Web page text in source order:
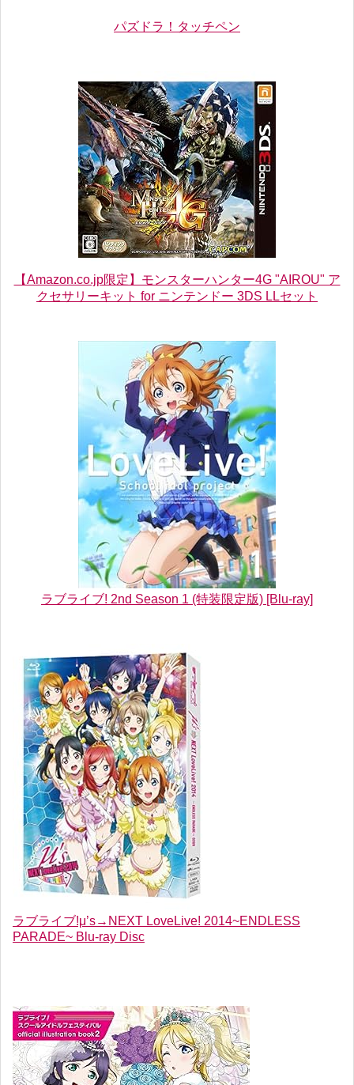
パズドラ！タッチペン
【Amazon.co.jp限定】モンスターハンター4G "AIROU" ア
クセサリーキット for ニンテンドー 3DS LLセット
ラブライブ! 2nd Season 1 (特装限定版) [Blu-ray]
ラブライブ!μ’s→NEXT LoveLive! 2014~ENDLESS
PARADE~ Blu-ray Disc